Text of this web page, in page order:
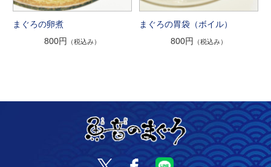
まぐろの卵煮
800円
（税込み）
まぐろの胃袋（ボイル）
800円
（税込み）